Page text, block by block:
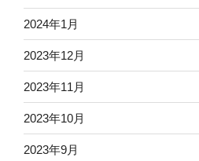
2024年1月
2023年12月
2023年11月
2023年10月
2023年9月